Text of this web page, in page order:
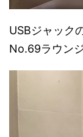
USBジャック
No.69ラウン